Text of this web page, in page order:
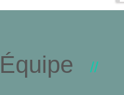
Équipe //